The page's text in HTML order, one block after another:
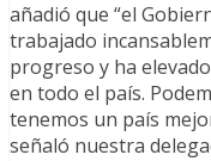
añadió que “el
trabajado
progreso y ha
en todo el país.
tenemos un país
señaló nuestra